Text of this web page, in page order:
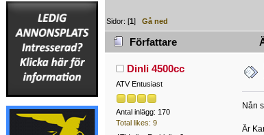
Sidor: [1]Gå ned
Författare
Dinli 4500cc
ATV Entusiast
Antal inlägg: 170
Total likes: 9
Nån
Är